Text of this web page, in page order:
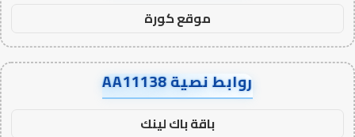
موقع كورة
روابط نصية AA11138
باقة باك لينك